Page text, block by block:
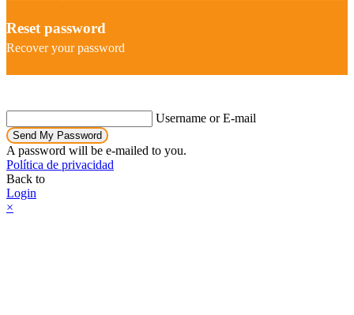
Reset password
Recover your password
Username or E-mail
Send My Password
A password will be e-mailed to you.
Política de privacidad
Back to
Login
×